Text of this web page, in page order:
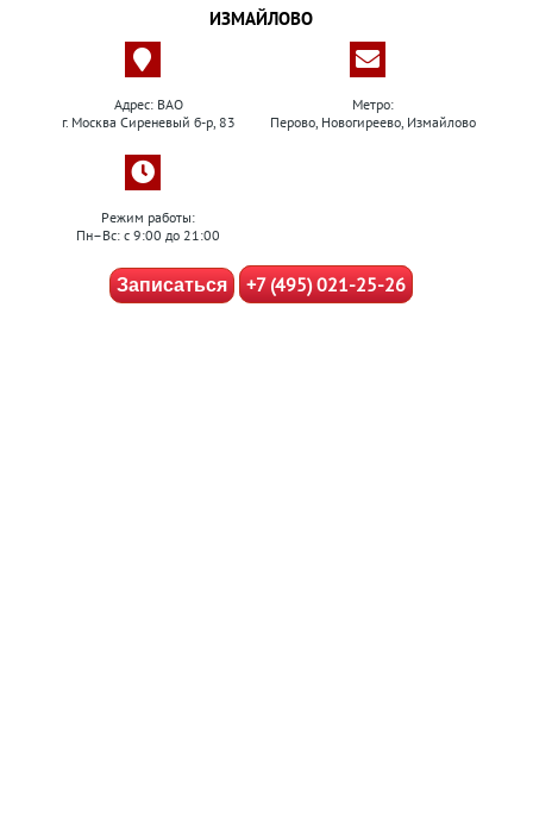
ИЗМАЙЛОВО
Адрес: ВАО
г. Москва Сиреневый б-р, 83
Метро:
Перово, Новогиреево, Измайлово
Режим работы:
Пн–Вс: с 9:00 до 21:00
Записаться +7 (495) 021-25-26